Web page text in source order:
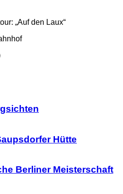
„Auf den Laux“
Hütte
Berliner Meisterschaft